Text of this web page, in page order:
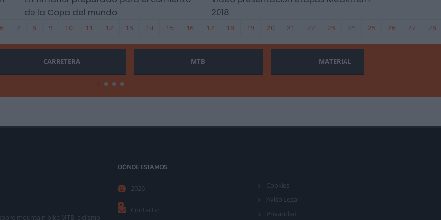
de la Copa del mundo
2018
6 7 8 9 10 11 12 13 14 15 16 17 18 19 20 21 22 23 24 25 26 27 28
CARRETERA MTB MATERIAL
mountain bike MTB, ciclismo
DÓNDE ESTAMOS
2026
Contactar
Cookies
Aviso Legal
Privacidad